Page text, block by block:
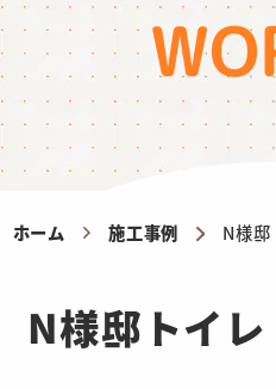
ホーム 施工事例 N様邸
N様邸トイレ